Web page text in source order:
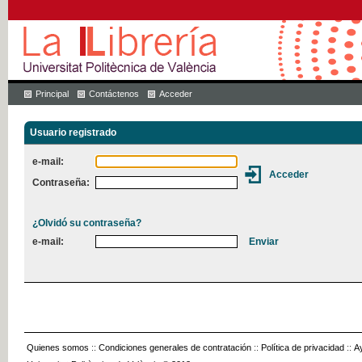
Principal Contáctenos Acceder
Usuario registrado
e-mail:
Contraseña:
¿Olvidó su contraseña?
e-mail:
Quienes somos :: Condiciones generales de contratación :: Política de privacidad ::